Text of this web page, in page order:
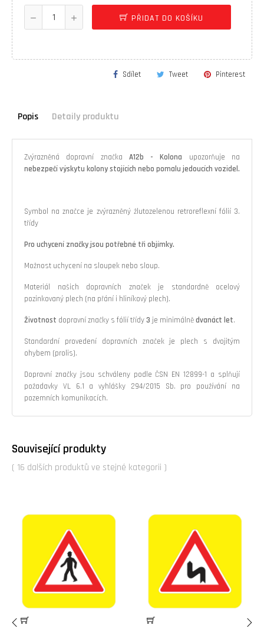
PŘIDAT DO KOŠÍKU
Sdílet Tweet Pinterest
Popis Detaily produktu
Zvýrazněná dopravní značka A12b - Kolona upozorňuje na
nebezpečí výskytu kolony stojících nebo pomalu jedoucích vozidel.
Symbol na značce je zvýrazněný žlutozelenou retroreflexní fólií 3.
třídy
Pro uchycení značky jsou potřebné tři objímky.
Možnost uchycení na sloupek nebo sloup.
Materiál našich dopravních značek je standardně ocelový
pozinkovaný plech (na přání i hliníkový plech).
Životnost dopravní značky s fólií třídy3 je minimálnědvanáct let.
Standardní provedení dopravních značek je plech s dvojitým
ohybem (prolis).
Dopravní značky jsou schváleny podle ČSN EN 12899-1 a splňují
požadavky VL 6.1 a vyhlášky 294/2015 Sb. pro používání na
pozemních komunikacích.
Související produkty
( 16 dalších produktů ve stejné kategorii )